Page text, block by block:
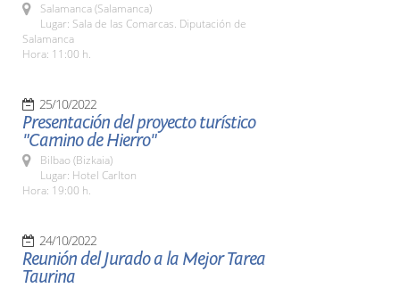
Salamanca (Salamanca)
Lugar: Sala de las Comarcas. Diputación de
Salamanca
Hora: 11:00 h.
25/10/2022
Presentación del proyecto turístico
"Camino de Hierro"
Bilbao (Bizkaia)
Lugar: Hotel Carlton
Hora: 19:00 h.
24/10/2022
Reunión del Jurado a la Mejor Tarea
Taurina